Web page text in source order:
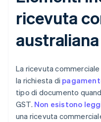
ricevuta
australiana
La ricevuta
la richiesta di
tipo di documento
GST. Non esistono
una ricevuta